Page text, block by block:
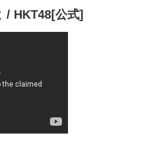
/ HKT48[公式]